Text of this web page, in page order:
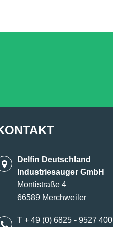
Delfin Deutschland
Industriesauger GmbH
Montistraße 4
66589 Merchweiler
T + 49 (0) 6825 - 9527 400